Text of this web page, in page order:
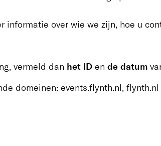
informatie over wie we zijn, hoe u
vermeld dan het ID en de datum
domeinen: events.flynth.nl, flynth.nl